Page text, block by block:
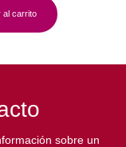
al carrito
sobre un